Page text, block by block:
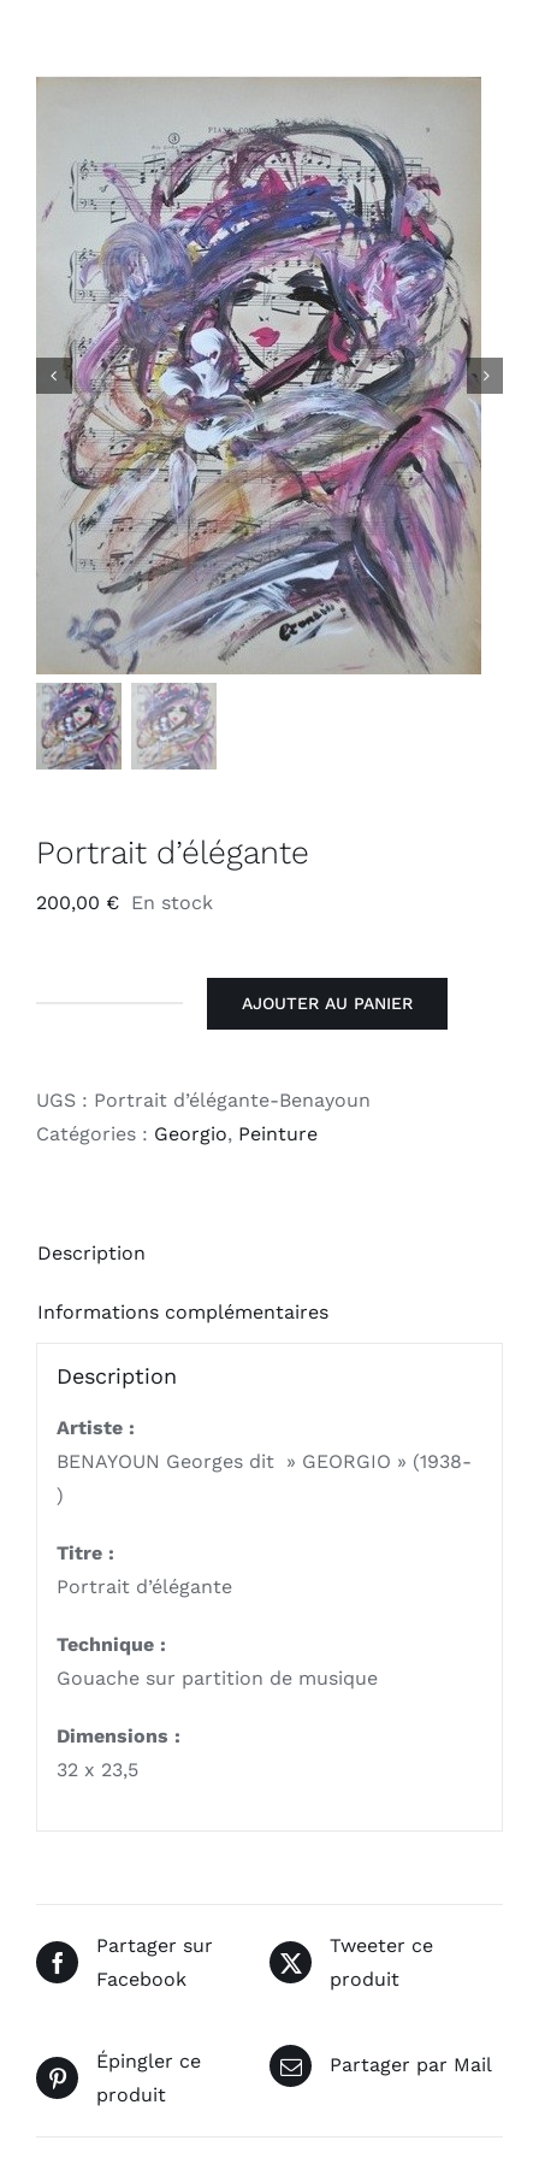
Portrait d’élégante
200,00 € En stock
AJOUTER AU PANIER
UGS : Portrait d’élégante-Benayoun
Catégories : Georgio, Peinture
Description
Informations complémentaires
Description
Artiste :
BENAYOUN Georges dit » GEORGIO » (1938-
)
Titre :
Portrait d’élégante
Technique :
Gouache sur partition de musique
Dimensions :
32 x 23,5
Partager sur
Facebook
Tweeter ce
produit
Épingler ce
produit
Partager par Mail